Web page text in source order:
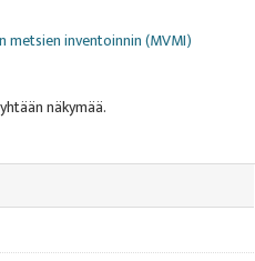
metsien inventoinnin (MVMI)
näkymää.